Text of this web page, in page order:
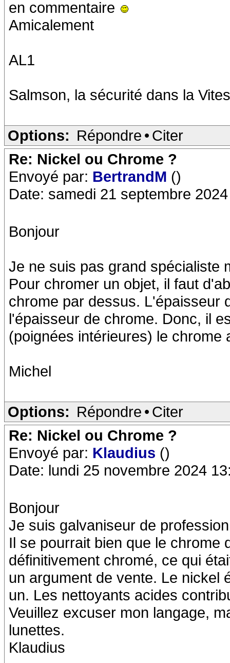
en commentaire
Amicalement
AL1
Salmson, la sécurité dans la
Options: Répondre • Citer
Re: Nickel ou Chrome ?
Envoyé par: BertrandM ()
Date: samedi 21 septembre
Bonjour
Je ne suis pas grand spécialiste
Pour chromer un objet, il faut
chrome par dessus. L'épaisseur
l'épaisseur de chrome. Donc, il
(poignées intérieures) le
Michel
Options: Répondre • Citer
Re: Nickel ou Chrome ?
Envoyé par: Klaudius ()
Date: lundi 25 novembre 2024
Bonjour
Je suis galvaniseur de
Il se pourrait bien que le chrome
définitivement chromé, ce qui
un argument de vente. Le nickel
un. Les nettoyants acides
Veuillez excuser mon langage,
lunettes.
Klaudius